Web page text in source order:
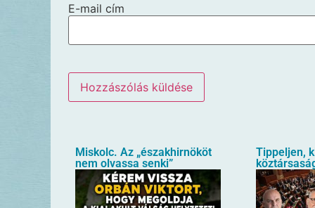
E-mail cím
Miskolc. Az „északhirnököt
nem olvassa senki”
Tippeljen,